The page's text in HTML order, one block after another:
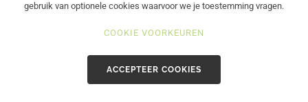
gebruik van optionele cookies waarvoor we je toestemming vragen.
COOKIE VOORKEUREN
ACCEPTEER COOKIES
©2024 Academie Wijnegem - Schilde - Zoersel